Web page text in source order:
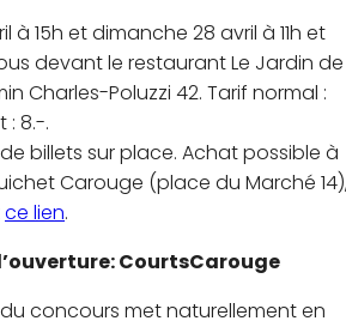
à 15h et dimanche 28 avril à 11h et
devant le restaurant Le Jardin de
Charles-Poluzzi 42. Tarif normal :
: 8.-.
billets sur place. Achat possible à
Carouge (place du Marché
ce lien.
CourtsCarouge
concours met naturellement en